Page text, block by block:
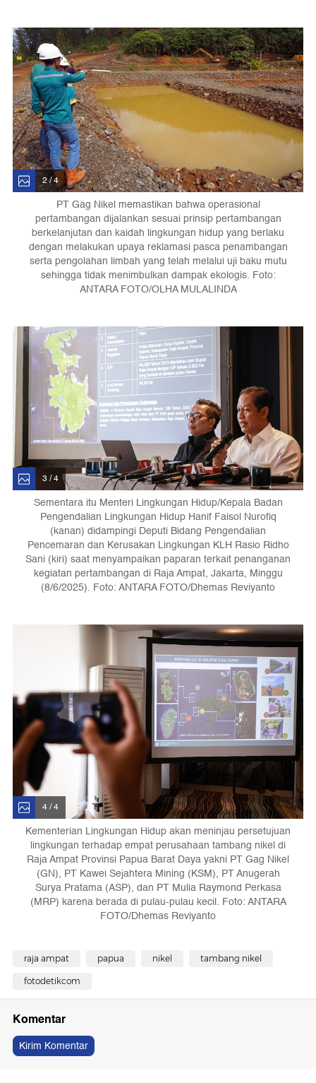
2 / 4
PT Gag Nikel memastikan bahwa operasional
pertambangan dijalankan sesuai prinsip pertambangan
berkelanjutan dan kaidah lingkungan hidup yang berlaku
dengan melakukan upaya reklamasi pasca penambangan
serta pengolahan limbah yang telah melalui uji baku mutu
sehingga tidak menimbulkan dampak ekologis. Foto:
ANTARA FOTO/OLHA MULALINDA
3 / 4
Sementara itu Menteri Lingkungan Hidup/Kepala Badan
Pengendalian Lingkungan Hidup Hanif Faisol Nurofiq
(kanan) didampingi Deputi Bidang Pengendalian
Pencemaran dan Kerusakan Lingkungan KLH Rasio Ridho
Sani (kiri) saat menyampaikan paparan terkait penanganan
kegiatan pertambangan di Raja Ampat, Jakarta, Minggu
(8/6/2025). Foto: ANTARA FOTO/Dhemas Reviyanto
4 / 4
Kementerian Lingkungan Hidup akan meninjau persetujuan
lingkungan terhadap empat perusahaan tambang nikel di
Raja Ampat Provinsi Papua Barat Daya yakni PT Gag Nikel
(GN), PT Kawei Sejahtera Mining (KSM), PT Anugerah
Surya Pratama (ASP), dan PT Mulia Raymond Perkasa
(MRP) karena berada di pulau-pulau kecil. Foto: ANTARA
FOTO/Dhemas Reviyanto
raja ampat papua nikel tambang nikel
fotodetikcom
Komentar
Kirim Komentar